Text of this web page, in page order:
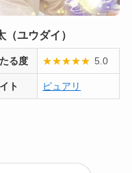
（ユウダイ）
る度 ★★★★★ 5.0
ト ピュアリ